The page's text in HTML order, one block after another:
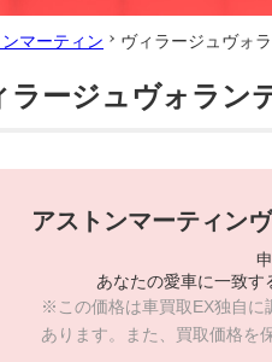
マーティン ヴィラージュヴォ
ージュヴォラン
アストンマーティン
あなたの愛車に一致す
※この価格は車買取EX独自に
あります。また、買取価格を